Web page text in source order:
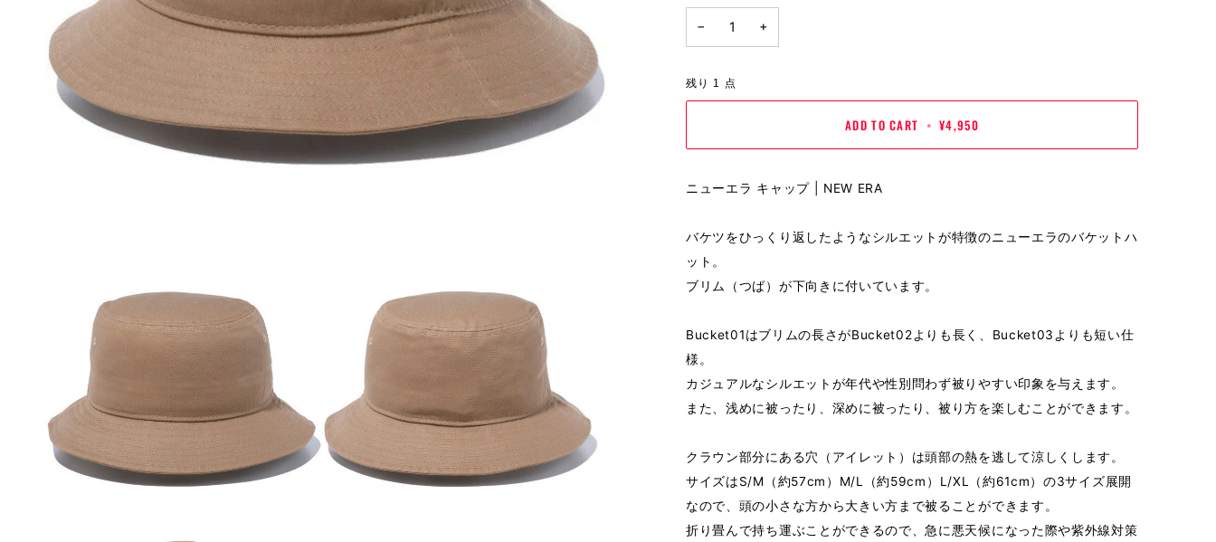
− +
残り 1 点
ADD TO CART • ¥4,950
ニューエラ キャップ | NEW ERA
バケツをひっくり返したようなシルエットが特徴のニューエラのバケットハ
ット。
ブリム（つば）が下向きに付いています。
Bucket01はブリムの長さがBucket02よりも長く、Bucket03よりも短い仕
様。
カジュアルなシルエットが年代や性別問わず被りやすい印象を与えます。
また、浅めに被ったり、深めに被ったり、被り方を楽しむことができます。
クラウン部分にある穴（アイレット）は頭部の熱を逃して涼しくします。
サイズはS/M（約57cm）M/L（約59cm）L/XL（約61cm）の3サイズ展開
なので、頭の小さな方から大きい方まで被ることができます。
折り畳んで持ち運ぶことができるので、急に悪天候になった際や紫外線対策